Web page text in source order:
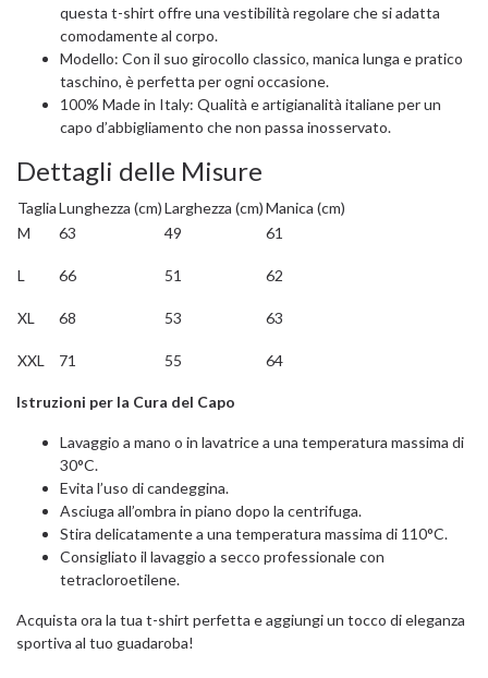
questa t-shirt offre una vestibilità regolare che si adatta
comodamente al corpo.
Modello: Con il suo girocollo classico, manica lunga e pratico
taschino, è perfetta per ogni occasione.
100% Made in Italy: Qualità e artigianalità italiane per un
capo d’abbigliamento che non passa inosservato.
Dettagli delle Misure
TagliaLunghezza (cm)Larghezza (cm)Manica (cm)
M
63 49 61
L 66 51 62
XL 68 53 63
XXL 71 55 64
Istruzioni per la Cura del Capo
Lavaggio a mano o in lavatrice a una temperatura massima di
30°C.
Evita l’uso di candeggina.
Asciuga all’ombra in piano dopo la centrifuga.
Stira delicatamente a una temperatura massima di 110°C.
Consigliato il lavaggio a secco professionale con
tetracloroetilene.
Acquista ora la tua t-shirt perfetta e aggiungi un tocco di eleganza
sportiva al tuo guadaroba!